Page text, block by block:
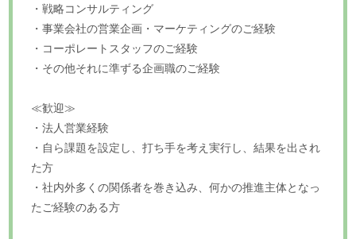
・戦略コンサルティング
・事業会社の営業企画・マーケティングのご経験
・コーポレートスタッフのご経験
・その他それに準ずる企画職のご経験
≪歓迎≫
・法人営業経験
・自ら課題を設定し、打ち手を考え実行し、結果を出され
た方
・社内外多くの関係者を巻き込み、何かの推進主体となっ
たご経験のある方